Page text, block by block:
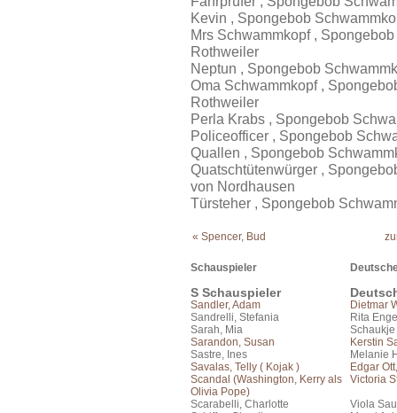
Kevin , Spongebob
Mrs Schwammkopf ,
Rothweiler
Neptun , Spongebob
Oma Schwammkopf ,
Rothweiler
Perla Krabs , Spongebob
Policeofficer , Spongebob
Quallen , Spongebob
Quatschtütenwürger ,
von Nordhausen
Türsteher , Spongebob
« Spencer, Bud
Schauspieler
S Schauspieler
Sandler, Adam
Dietmar
Sandrelli, Stefania
Rita
Sarah, Mia
Sarandon, Susan
Kerstin
Sastre, Ines
Melanie
Savalas, Telly ( Kojak )
Edgar
Scandal (Washington, Kerry als
Olivia Pope)
Victoria
Scarabelli, Charlotte
Viola